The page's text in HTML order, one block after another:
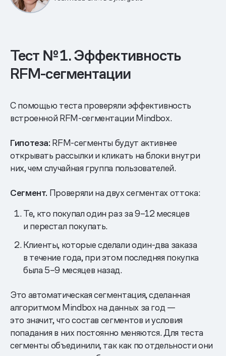
Тест № 1. Эффективность
RFM-сегментации
С помощью теста проверяли эффективность
встроенной RFM-сегментации Mindbox.
Гипотеза: RFM-сегменты будут активнее
открывать рассылки и кликать на блоки внутри
них, чем случайная группа пользователей.
Сегмент. Проверяли на двух сегментах оттока:
Те, кто покупал один раз за 9–12 месяцев
и перестал покупать.
Клиенты, которые сделали один-два заказа
в течение года, при этом последняя покупка
была 5–9 месяцев назад.
Это автоматическая сегментация, сделанная
алгоритмом Mindbox на данных за год —
это значит, что состав сегментов и условия
попадания в них постоянно меняются. Для теста
сегменты объединили, так как по отдельности они